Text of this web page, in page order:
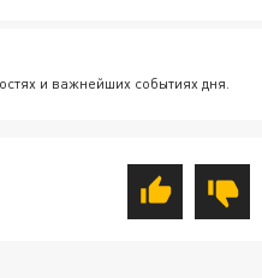
и важнейших событиях дня.